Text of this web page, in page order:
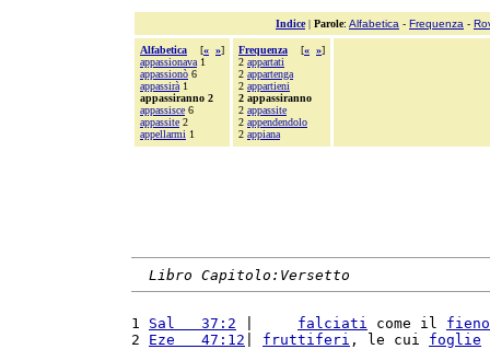
Indice| Parole: Alfabetica - Frequenza -
Alfabetica [« »]
appassionava 1
appassionò 6
appassirà 1
appassiranno 2
appassisce 6
appassite 2
appellarmi 1
Frequenza [« »]
2 appartati
2 appartenga
2 appartieni
2 appassiranno
2 appassite
2 appendendolo
2 appiana
Libro Capitolo:Versetto
1 Sal   37:2 falciati come il fieno
2 Eze   47:12 fruttiferi , le cui foglie